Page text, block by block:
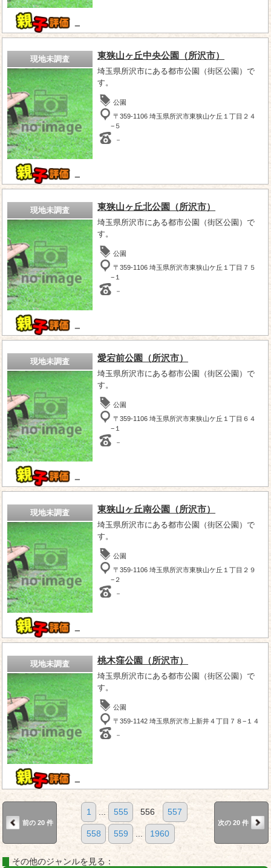
－
現地未調査
－
東狭山ヶ丘中央公園（所沢市）
埼玉県所沢市にある都市公園（街区公園）で
す。
公園
〒359-1106 埼玉県所沢市東狭山ケ丘１丁目２４
−５
－
現地未調査
－
東狭山ヶ丘北公園（所沢市）
埼玉県所沢市にある都市公園（街区公園）で
す。
公園
〒359-1106 埼玉県所沢市東狭山ケ丘１丁目７５
−１
－
現地未調査
－
愛宕前公園（所沢市）
埼玉県所沢市にある都市公園（街区公園）で
す。
公園
〒359-1106 埼玉県所沢市東狭山ケ丘１丁目６４
−１
－
現地未調査
－
東狭山ヶ丘南公園（所沢市）
埼玉県所沢市にある都市公園（街区公園）で
す。
公園
〒359-1106 埼玉県所沢市東狭山ケ丘１丁目２９
−２
－
現地未調査
－
桃木窪公園（所沢市）
埼玉県所沢市にある都市公園（街区公園）で
す。
公園
〒359-1142 埼玉県所沢市上新井４丁目７８−１４
－
前の 20 件
1 ... 555 556 557
558 559 ... 1960
次の 20 件
その他のジャンルを見る：